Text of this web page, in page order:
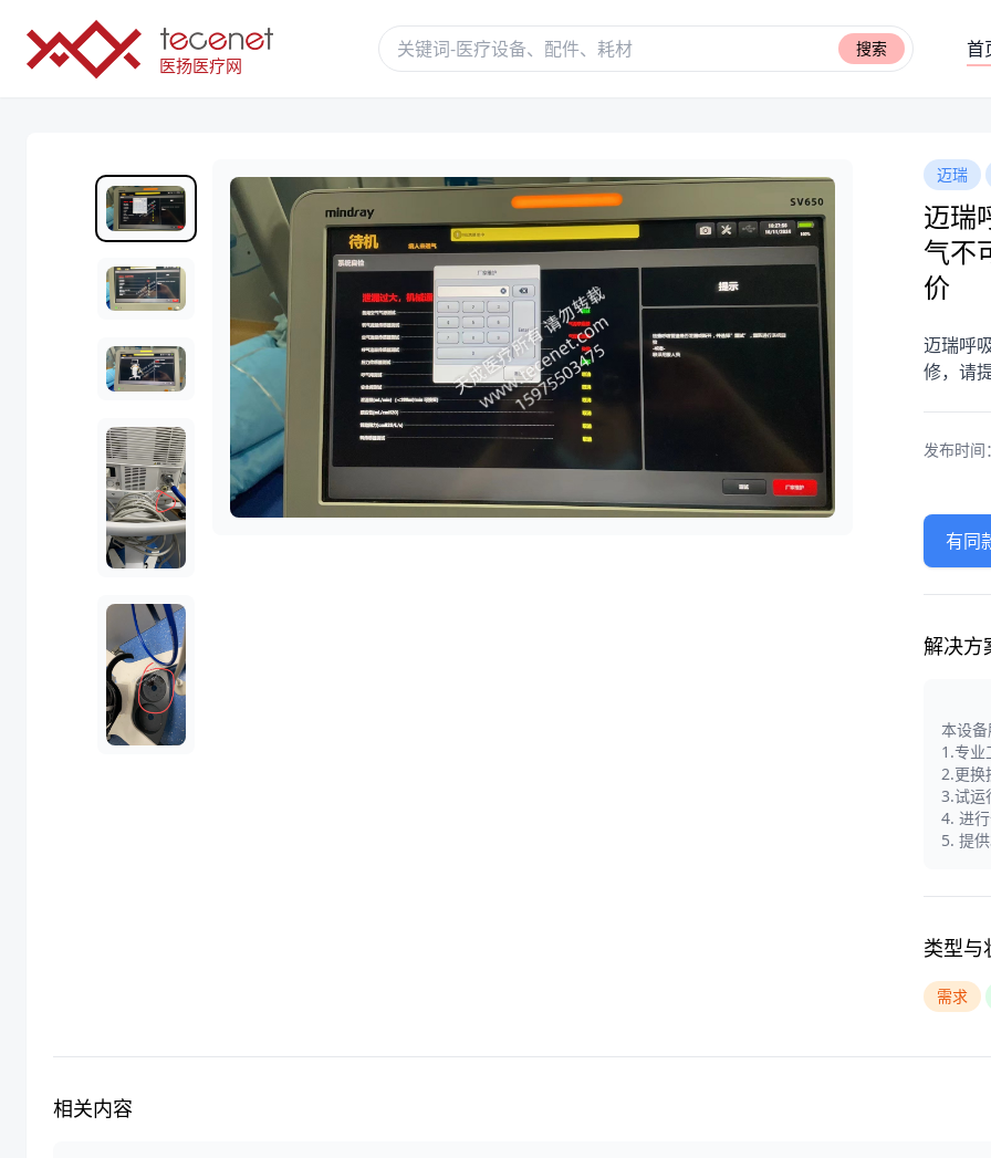
医扬医疗网
搜索 首
迈瑞
迈瑞
气不
价
迈瑞呼
修，请
发布时
有同
解决方
本设
1.专业
2.更换
3.试运
4. 进
5. 提
类型与
需求
相关内容